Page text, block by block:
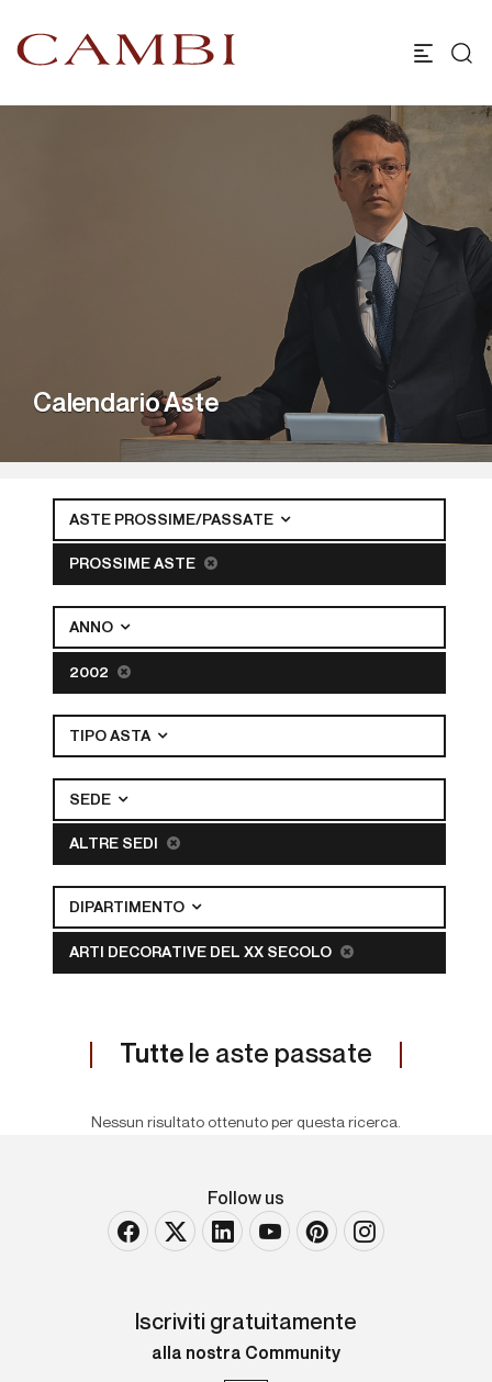
Calendario Aste
ASTE PROSSIME/PASSATE
PROSSIME ASTE
ANNO
2002
TIPO ASTA
SEDE
ALTRE SEDI
DIPARTIMENTO
ARTI DECORATIVE DEL XX SECOLO
Tutte le aste passate
Nessun risultato ottenuto per questa ricerca.
Follow us
Iscriviti gratuitamente
alla nostra Community